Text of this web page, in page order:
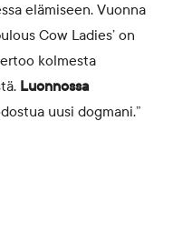
elämiseen. Vuonna
Cow Ladies’ on
kolmesta
Luonnossa
uusi dogmani.”